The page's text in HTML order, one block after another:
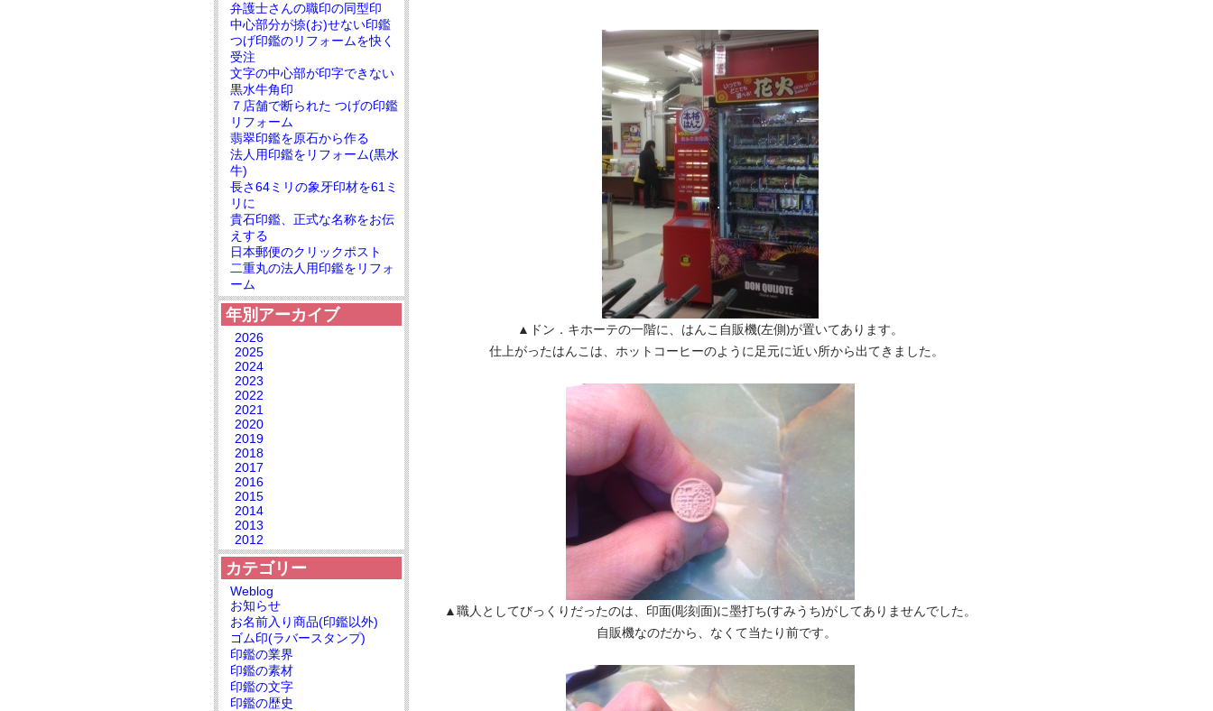
▲ドン．キホーテの一階に、はんこ自販機(左側)が置いてあります。
仕上がったはんこは、ホットコーヒーのように足元に近い所から出てきました。
▲職人としてびっくりだったのは、印面(彫刻面)に墨打ち(すみうち)がしてありませんでした。
自販機なのだから、なくて当たり前です。
弁護士さんの職印の同型印
中心部分が捺(お)せない印鑑
つげ印鑑のリフォームを快く
受注
文字の中心部が印字できない
黒水牛角印
７店舗で断られた つげの印鑑
リフォーム
翡翠印鑑を原石から作る
法人用印鑑をリフォーム(黒水
牛)
長さ64ミリの象牙印材を61ミ
リに
貴石印鑑、正式な名称をお伝
えする
日本郵便のクリックポスト
二重丸の法人用印鑑をリフォ
ーム
年別アーカイブ
2026
2025
2024
2023
2022
2021
2020
2019
2018
2017
2016
2015
2014
2013
2012
カテゴリー
Weblog
お知らせ
お名前入り商品(印鑑以外)
ゴム印(ラバースタンプ)
印鑑の業界
印鑑の素材
印鑑の文字
印鑑の歴史